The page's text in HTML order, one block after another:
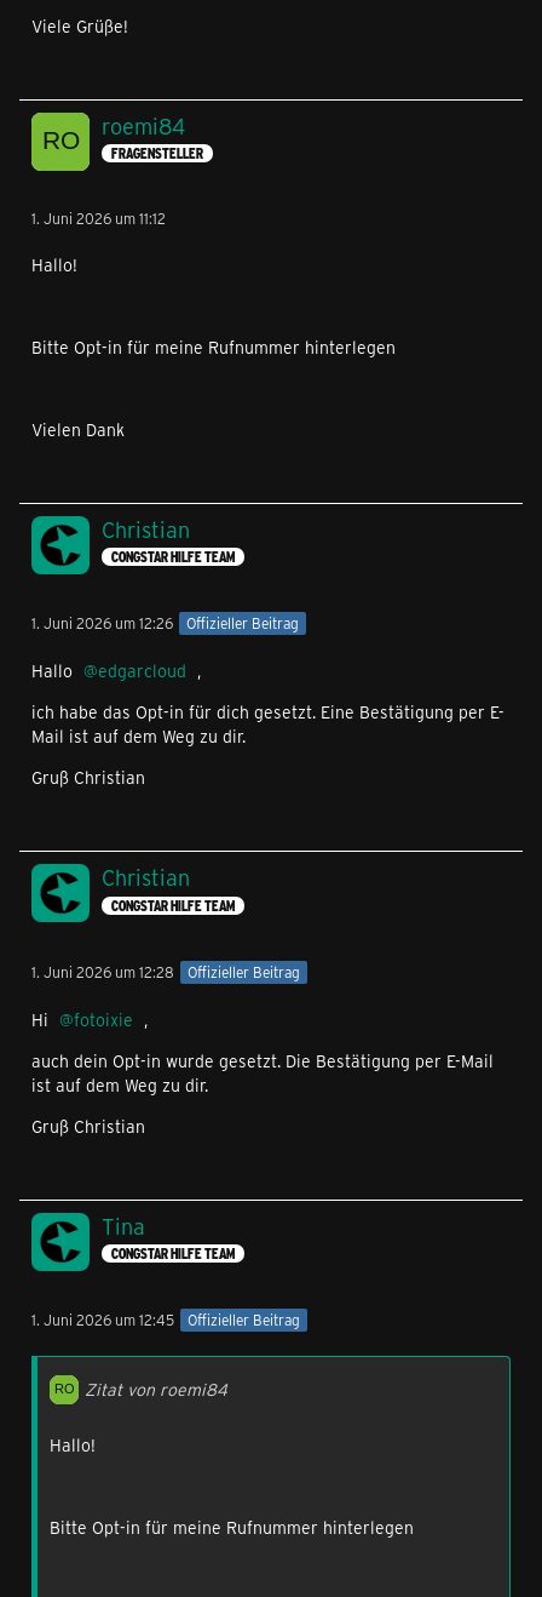
Viele Grüße!
roemi84
FRAGENSTELLER
1. Juni 2026 um 11:12
Hallo!
Bitte Opt-in für meine Rufnummer hinterlegen
Vielen Dank
Christian
CONGSTAR HILFE TEAM
1. Juni 2026 um 12:26 Offizieller Beitrag
Hallo edgarcloud ,
ich habe das Opt-in für dich gesetzt. Eine Bestätigung per E-
Mail ist auf dem Weg zu dir.
Gruß Christian
Christian
CONGSTAR HILFE TEAM
1. Juni 2026 um 12:28 Offizieller Beitrag
Hi fotoixie ,
auch dein Opt-in wurde gesetzt. Die Bestätigung per E-Mail
ist auf dem Weg zu dir.
Gruß Christian
Tina
CONGSTAR HILFE TEAM
1. Juni 2026 um 12:45 Offizieller Beitrag
Zitat von roemi84
Hallo!
Bitte Opt-in für meine Rufnummer hinterlegen